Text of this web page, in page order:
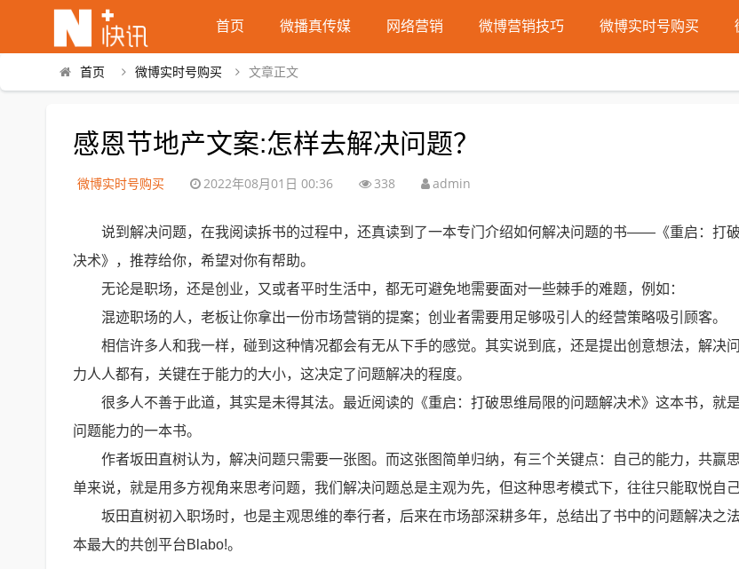
首页 微播真传媒 网络营销 微博营销技巧 微博实时号购买
首页 微博实时号购买 文章正文
感恩节地产文案:怎样去解决问题？
微博实时号购买 2022年08月01日 00:36 338 admin
说到解决问题，在我阅读拆书的过程中，还真读到了一本专门介绍如何解决问题的书——《重启：打
决术》，推荐给你，希望对你有帮助。
无论是职场，还是创业，又或者平时生活中，都无可避免地需要面对一些棘手的难题，例如：
混迹职场的人，老板让你拿出一份市场营销的提案；创业者需要用足够吸引人的经营策略吸引顾客。
相信许多人和我一样，碰到这种情况都会有无从下手的感觉。其实说到底，还是提出创意想法，解决
力人人都有，关键在于能力的大小，这决定了问题解决的程度。
很多人不善于此道，其实是未得其法。最近阅读的《重启：打破思维局限的问题解决术》这本书，就
问题能力的一本书。
作者坂田直树认为，解决问题只需要一张图。而这张图简单归纳，有三个关键点：自己的能力，共赢
单来说，就是用多方视角来思考问题，我们解决问题总是主观为先，但这种思考模式下，往往只能取悦自
坂田直树初入职场时，也是主观思维的奉行者，后来在市场部深耕多年，总结出了书中的问题解决之
本最大的共创平台Blabo!。